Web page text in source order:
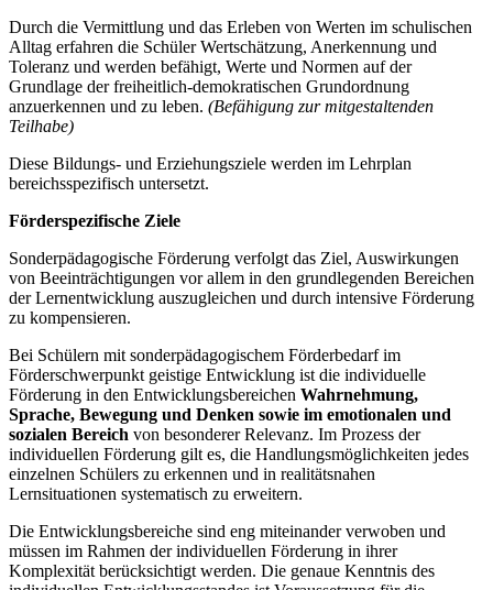
Durch die Vermittlung und das Erleben von Werten im schulischen
Alltag erfahren die Schüler Wertschätzung, Anerkennung und
Toleranz und werden befähigt, Werte und Normen auf der
Grundlage der freiheitlich-demokratischen Grundordnung
anzuerkennen und zu leben. (Befähigung zur mitgestaltenden
Teilhabe)
Diese Bildungs- und Erziehungsziele werden im Lehrplan
bereichsspezifisch untersetzt.
Förderspezifische Ziele
Sonderpädagogische Förderung verfolgt das Ziel, Auswirkungen
von Beeinträchtigungen vor allem in den grundlegenden Bereichen
der Lernentwicklung auszugleichen und durch intensive Förderung
zu kompensieren.
Bei Schülern mit sonderpädagogischem Förderbedarf im
Förderschwerpunkt geistige Entwicklung ist die individuelle
Förderung in den Entwicklungsbereichen Wahrnehmung,
Sprache, Bewegung und Denken sowie im emotionalen und
sozialen Bereich von besonderer Relevanz. Im Prozess der
individuellen Förderung gilt es, die Handlungsmöglichkeiten jedes
einzelnen Schülers zu erkennen und in realitätsnahen
Lernsituationen systematisch zu erweitern.
Die Entwicklungsbereiche sind eng miteinander verwoben und
müssen im Rahmen der individuellen Förderung in ihrer
Komplexität berücksichtigt werden. Die genaue Kenntnis des